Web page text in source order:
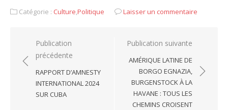
Catégorie : Culture,Politique Laisser un commentaire
Navigation
de
l’article
Publication
précédente
RAPPORT D’AMNESTY
INTERNATIONAL 2024
SUR CUBA
Publication suivante
AMÉRIQUE LATINE DE
BORGO EGNAZIA,
BURGENSTOCK À LA
HAVANE : TOUS LES
CHEMINS CROISENT